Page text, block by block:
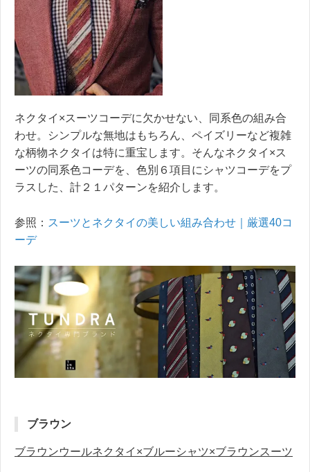
ネクタイ×スーツコーデに欠かせない、同系色の組み合
わせ。シンプルな無地はもちろん、ペイズリーなど複雑
な柄物ネクタイは特に重宝します。そんなネクタイ×ス
ーツの同系色コーデを、色別６項目にシャツコーデをプ
ラスした、計２１パターンを紹介します。
参照： スーツとネクタイの美しい組み合わせ｜厳選40コ
ーデ
ブラウン
ブラウンウールネクタイ×ブルーシャツ×ブラウンスーツ